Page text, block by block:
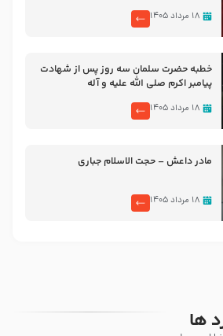
۱۸ مرداد ۱۴۰۵
خطبه حضرت سلمان سه روز پس از شهادت
پیامبر اکرم صلی الله علیه و آله
۱۸ مرداد ۱۴۰۵
مادر داعش – حجت الاسلام جباری
۱۸ مرداد ۱۴۰۵
ها